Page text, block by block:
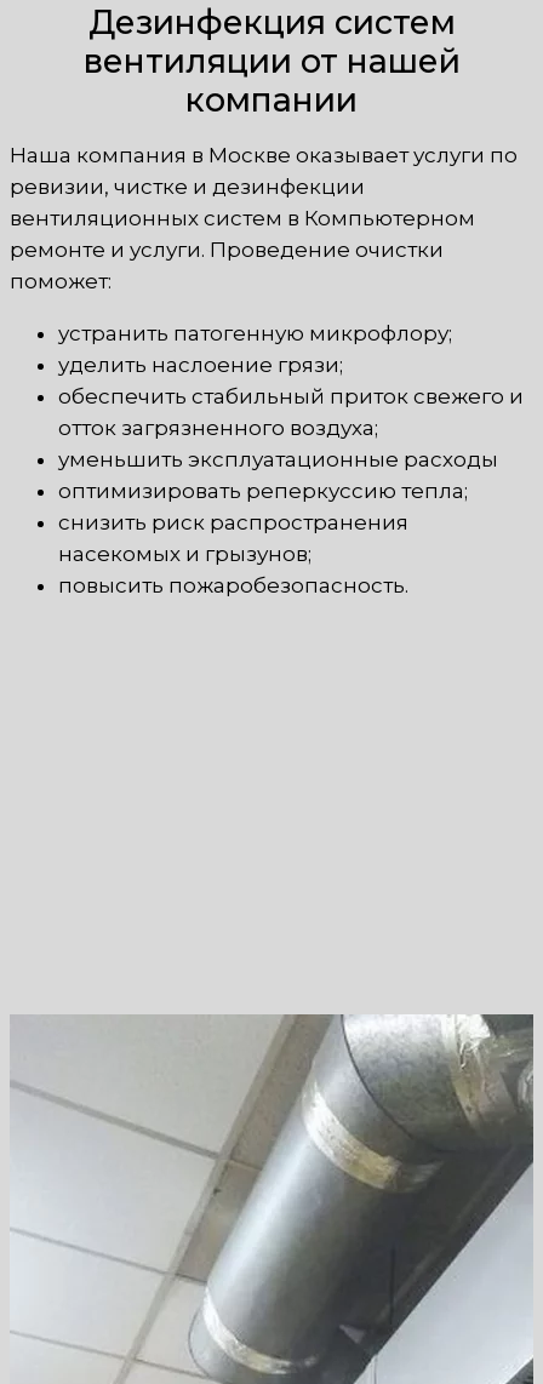
Дезинфекция систем
вентиляции от нашей
компании
Наша компания в Москве оказывает услуги по
ревизии, чистке и дезинфекции
вентиляционных систем в Компьютерном
ремонте и услуги. Проведение очистки
поможет:
устранить патогенную микрофлору;
уделить наслоение грязи;
обеспечить стабильный приток свежего и
отток загрязненного воздуха;
уменьшить эксплуатационные расходы
оптимизировать реперкуссию тепла;
снизить риск распространения
насекомых и грызунов;
повысить пожаробезопасность.